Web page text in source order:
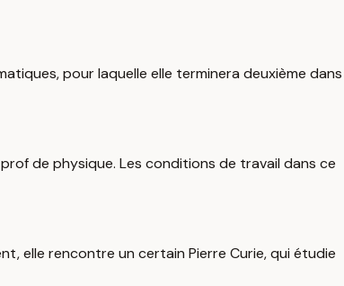
pour laquelle elle terminera deuxième dans
de physique. Les conditions de travail dans ce
elle rencontre un certain Pierre Curie, qui étudie